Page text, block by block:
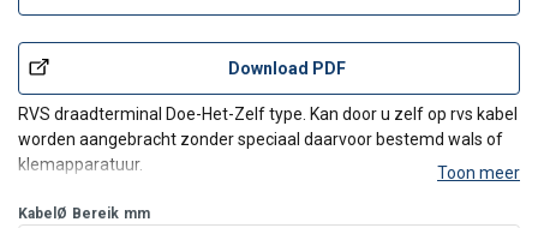
Download PDF
RVS draadterminal Doe-Het-Zelf type. Kan door u zelf op rvs kabel
worden aangebracht zonder speciaal daarvoor bestemd wals of
klemapparatuur.
Toon meer
KabelØ Bereik mm